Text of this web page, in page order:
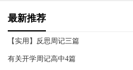
最新推荐
【实用】反思周记三篇
有关开学周记高中4篇